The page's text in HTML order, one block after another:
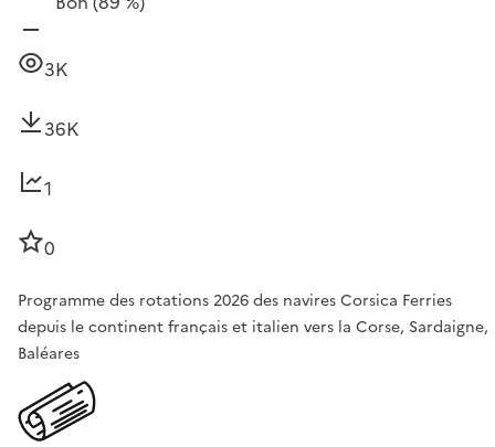
3K
36K
1
0
Programme des rotations 2026 des navires Corsica Ferries
depuis le continent français et italien vers la Corse, Sardaigne,
Baléares